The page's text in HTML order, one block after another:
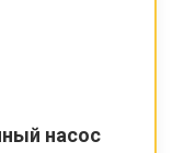
насос